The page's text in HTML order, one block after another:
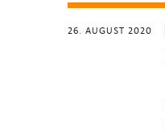
26. AUGUST 2020